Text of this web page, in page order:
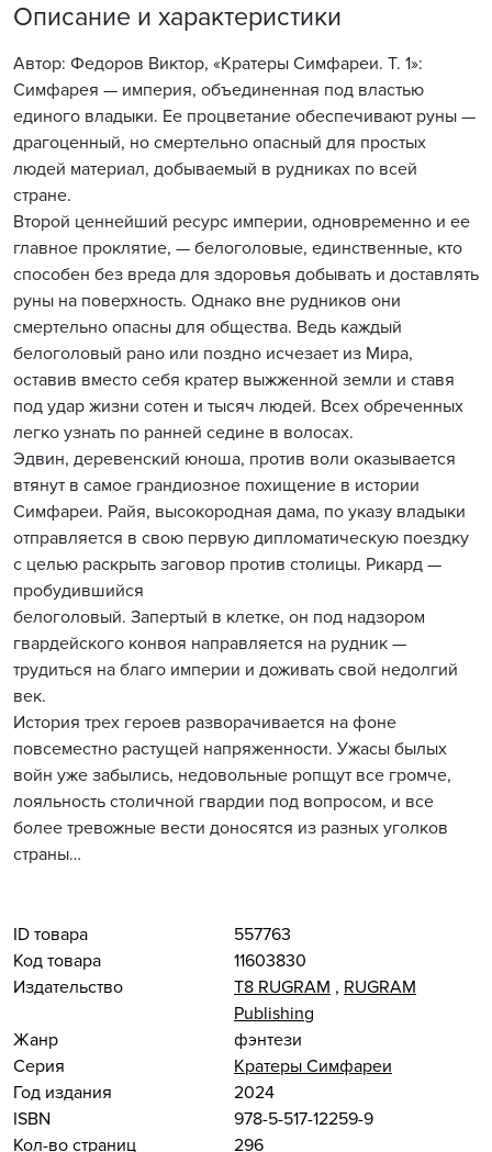
Описание и характеристики
Автор: Федоров Виктор, «Кратеры Симфареи. Т. 1»:
Симфарея — империя, объединенная под властью
единого владыки. Ее процветание обеспечивают руны —
драгоценный, но смертельно опасный для простых
людей материал, добываемый в рудниках по всей
стране.
Второй ценнейший ресурс империи, одновременно и ее
главное проклятие, — белоголовые, единственные, кто
способен без вреда для здоровья добывать и доставлять
руны на поверхность. Однако вне рудников они
смертельно опасны для общества. Ведь каждый
белоголовый рано или поздно исчезает из Мира,
оставив вместо себя кратер выжженной земли и ставя
под удар жизни сотен и тысяч людей. Всех обреченных
легко узнать по ранней седине в волосах.
Эдвин, деревенский юноша, против воли оказывается
втянут в самое грандиозное похищение в истории
Симфареи. Райя, высокородная дама, по указу владыки
отправляется в свою первую дипломатическую поездку
с целью раскрыть заговор против столицы. Рикард —
пробудившийся
белоголовый. Запертый в клетке, он под надзором
гвардейского конвоя направляется на рудник —
трудиться на благо империи и доживать свой недолгий
век.
История трех героев разворачивается на фоне
повсеместно растущей напряженности. Ужасы былых
войн уже забылись, недовольные ропщут все громче,
лояльность столичной гвардии под вопросом, и все
более тревожные вести доносятся из разных уголков
страны…
ID товара
557763
Код товара
11603830
Издательство
Т8 RUGRAM , RUGRAM
Publishing
Жанр
фэнтези
Серия
Кратеры Симфареи
Год издания
2024
ISBN
978-5-517-12259-9
Кол-во страниц
296